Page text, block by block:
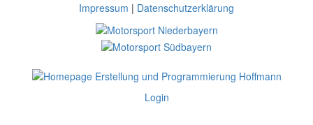
Impressum | Datenschutzerklärung
Login